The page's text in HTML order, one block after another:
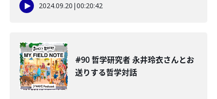
2024.09.20 |00:20:42
#90 哲学研究者 永井玲衣さんとお
送りする哲学対話